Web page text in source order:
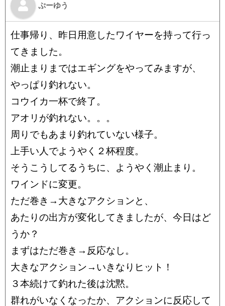
ぷーゆう
仕事帰り、昨日用意したワイヤーを持って行っ
てきました。
潮止まりまではエギングをやってみますが、
やっぱり釣れない。
コウイカ一杯で終了。
アオリが釣れない。。。
周りでもあまり釣れていない様子。
上手い人でようやく２杯程度。
そうこうしてるうちに、ようやく潮止まり。
ワインドに変更。
ただ巻き→大きなアクションと、
あたりの出方が変化してきましたが、今日はど
うか？
まずはただ巻き→反応なし。
大きなアクション→いきなりヒット！
３本続けて釣れた後は沈黙。
群れがいなくなったか、アクションに反応して